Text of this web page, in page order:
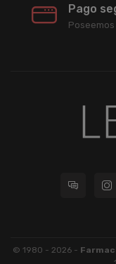
Pago
© 1980 - 2026 -